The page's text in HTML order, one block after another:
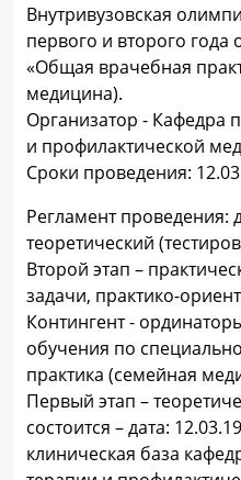
Внутривузовская
первого и второго
«Общая врачебная
медицина).
Организатор - Кафедра
и профилактической
Сроки проведения:
Регламент проведения:
теоретический
Второй этап –
задачи, практико-
Контингент -
обучения по
практика (семейная
Первый этап –
состоится – дата:
клиническая база